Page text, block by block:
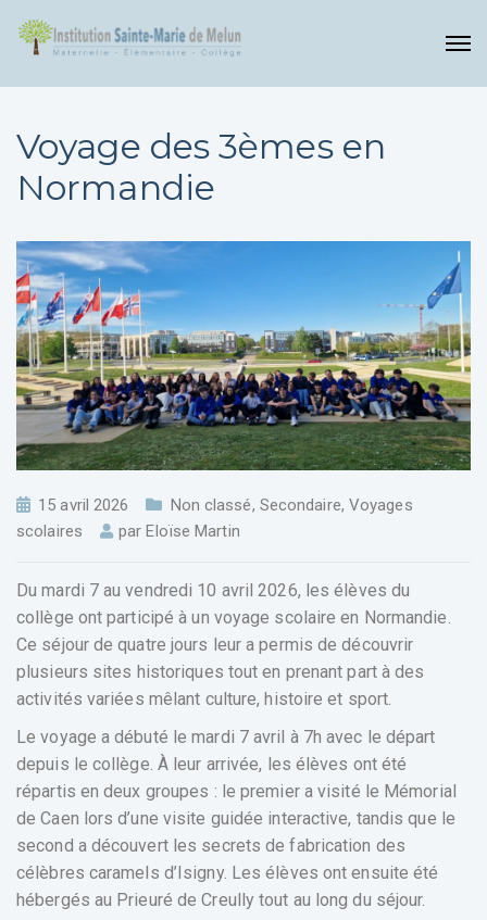
Voyage des 3èmes en
Normandie
15 avril 2026 Non classé, Secondaire, Voyages
scolaires
parEloïse Martin
Du mardi 7 au vendredi 10 avril 2026, les élèves du
collège ont participé à un voyage scolaire en Normandie.
Ce séjour de quatre jours leur a permis de découvrir
plusieurs sites historiques tout en prenant part à des
activités variées mêlant culture, histoire et sport.
Le voyage a débuté le mardi 7 avril à 7h avec le départ
depuis le collège. À leur arrivée, les élèves ont été
répartis en deux groupes : le premier a visité le Mémorial
de Caen lors d’une visite guidée interactive, tandis que le
second a découvert les secrets de fabrication des
célèbres caramels d’Isigny. Les élèves ont ensuite été
hébergés au Prieuré de Creully tout au long du séjour.